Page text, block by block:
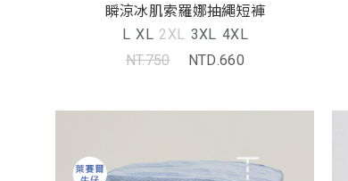
瞬涼冰肌索羅娜抽繩短褲
L XL 2XL 3XL 4XL
NT.750
NTD.660